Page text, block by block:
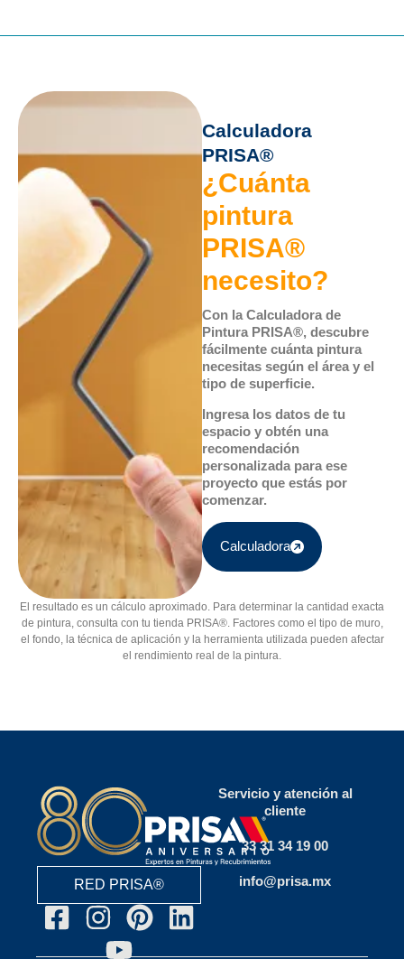
Calculadora
PRISA®
¿Cuánta
pintura
PRISA®
necesito?
Con la Calculadora de
Pintura PRISA®, descubre
fácilmente cuánta pintura
necesitas según el área y el
tipo de superficie.
Ingresa los datos de tu
espacio y obtén una
recomendación
personalizada para ese
proyecto que estás por
comenzar.
Calculadora
El resultado es un cálculo aproximado. Para determinar la cantidad exacta
de pintura, consulta con tu tienda PRISA®. Factores como el tipo de muro,
el fondo, la técnica de aplicación y la herramienta utilizada pueden afectar
el rendimiento real de la pintura.
RED PRISA®
Servicio y atención al
cliente
33 31 34 19 00
info@prisa.mx